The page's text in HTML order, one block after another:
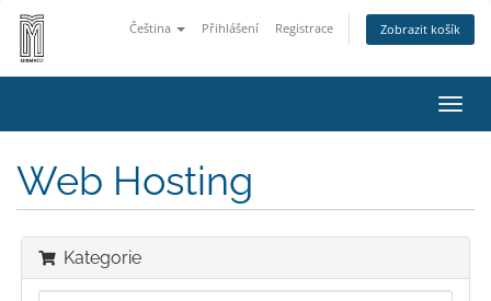
Čeština Přihlášení Registrace Zobrazit košík
Web Hosting
Kategorie